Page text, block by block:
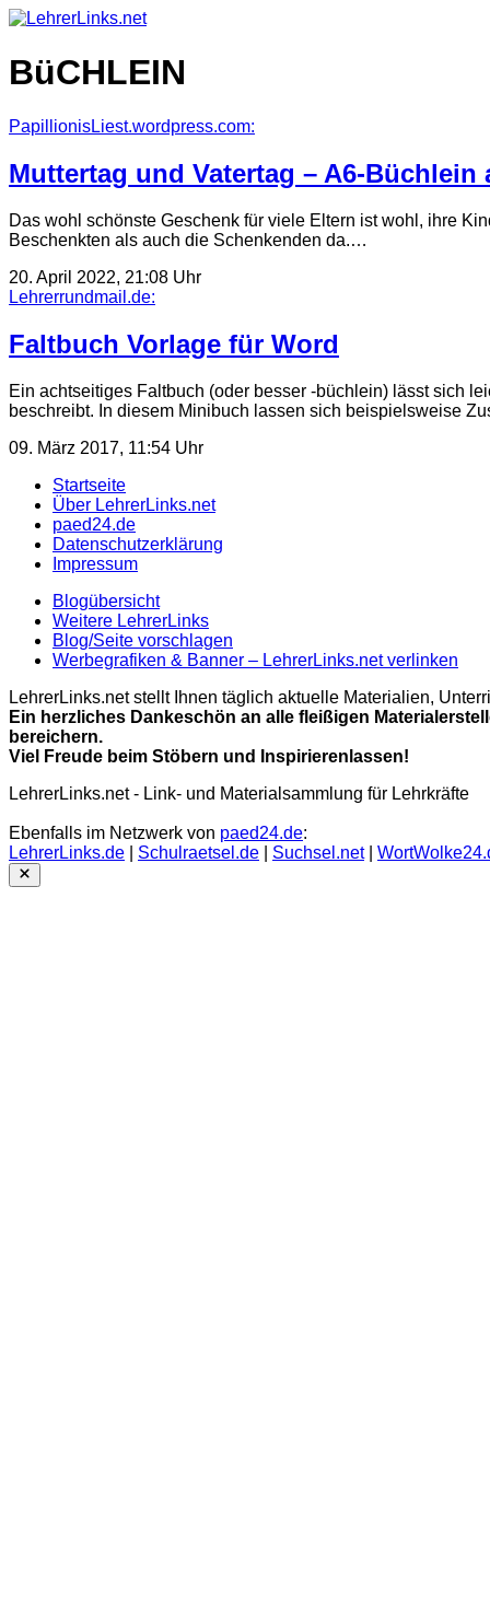
Skip
content
BüCHLEIN
PapillionisLiest.wordpress.com:
Muttertag und Vatertag – A6-
Das wohl schönste Geschenk für viele Eltern ist wohl, ihre
Beschenkten als auch die Schenkenden da.…
20. April 2022, 21:08 Uhr
Lehrerrundmail.de:
Faltbuch Vorlage für Word
Ein achtseitiges Faltbuch (oder besser -büchlein) lässt sich
beschreibt. In diesem Minibuch lassen sich beispielsweise
09. März 2017, 11:54 Uhr
Startseite
Über LehrerLinks.net
paed24.de
Datenschutzerklärung
Impressum
Blogübersicht
Weitere LehrerLinks
Blog/Seite vorschlagen
Werbegrafiken & Banner – LehrerLinks.net verlinken
LehrerLinks.net stellt Ihnen täglich aktuelle Materialien,
Ein herzliches Dankeschön an alle fleißigen
bereichern.
Viel Freude beim Stöbern und Inspirierenlassen!
LehrerLinks.net - Link- und Materialsammlung für Lehrkräfte
Ebenfalls im Netzwerk von paed24.de:
LehrerLinks.de
Schulraetsel.de Suchsel.net|
Close